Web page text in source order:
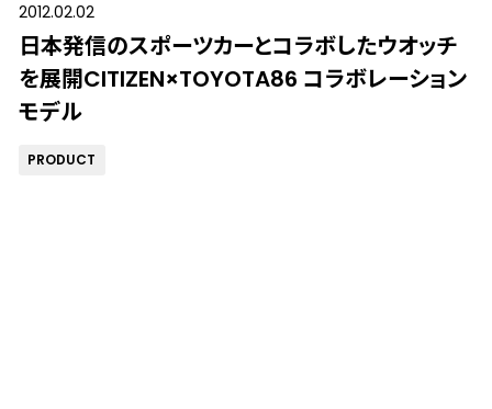
2012.02.02
日本発信のスポーツカーとコラボしたウオッチ
を展開CITIZEN×TOYOTA86 コラボレーション
モデル
PRODUCT